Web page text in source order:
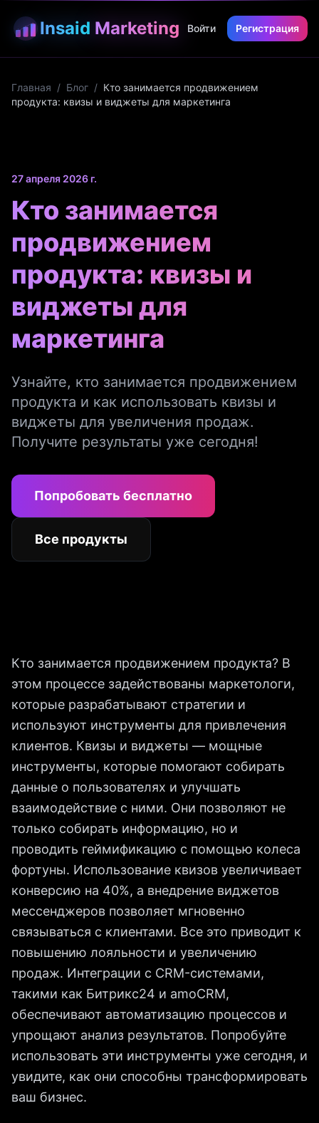
Insaid Marketing Войти Регистрация
Главная / Блог / Кто занимается продвижением
продукта: квизы и виджеты для маркетинга
27 апреля 2026 г.
Кто занимается
продвижением
продукта: квизы и
виджеты для
маркетинга
Узнайте, кто занимается продвижением
продукта и как использовать квизы и
виджеты для увеличения продаж.
Получите результаты уже сегодня!
Попробовать бесплатно
Все продукты
Кто занимается продвижением продукта? В
этом процессе задействованы маркетологи,
которые разрабатывают стратегии и
используют инструменты для привлечения
клиентов. Квизы и виджеты — мощные
инструменты, которые помогают собирать
данные о пользователях и улучшать
взаимодействие с ними. Они позволяют не
только собирать информацию, но и
проводить геймификацию с помощью колеса
фортуны. Использование квизов увеличивает
конверсию на 40%, а внедрение виджетов
мессенджеров позволяет мгновенно
связываться с клиентами. Все это приводит к
повышению лояльности и увеличению
продаж. Интеграции с CRM-системами,
такими как Битрикс24 и amoCRM,
обеспечивают автоматизацию процессов и
упрощают анализ результатов. Попробуйте
использовать эти инструменты уже сегодня, и
увидите, как они способны трансформировать
ваш бизнес.